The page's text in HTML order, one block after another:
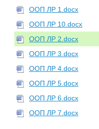
ООП ЛР 1.docx
ООП ЛР 10.docx
ООП ЛР 2.docx
ООП ЛР 3.docx
ООП ЛР 4.docx
ООП ЛР 5.docx
ООП ЛР 6.docx
ООП ЛР 7.docx